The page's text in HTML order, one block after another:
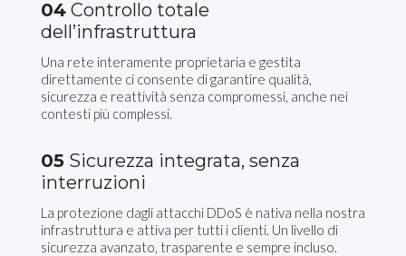
04 Controllo totale
dell’infrastruttura
Una rete interamente proprietaria e gestita
direttamente ci consente di garantire qualità,
sicurezza e reattività senza compromessi, anche nei
contesti più complessi.
05 Sicurezza integrata, senza
interruzioni
La protezione dagli attacchi DDoS è nativa nella nostra
infrastruttura e attiva per tutti i clienti. Un livello di
sicurezza avanzato, trasparente e sempre incluso.